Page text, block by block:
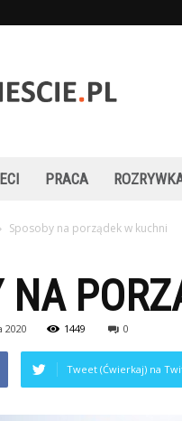
PRACA
Sposoby na porządek w kuchni
NA
2020 1449 0
Tweet (Ćwierkaj) na